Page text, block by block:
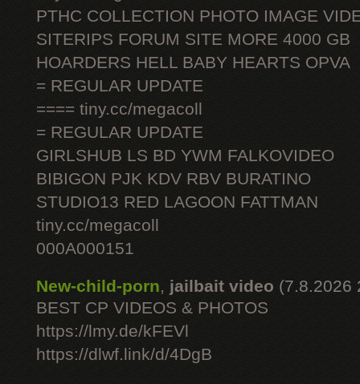
PTHC COLLECTION PHOTO IMAGE
SITERIPS FORUM SITE MORE 4000 GB
HOARDERS HELL BABY HEARTS OPVA
= REGULAR UPDATE
==== tiny.cc/megacoll
= REGULAR UPDATE
GIRLSHUB LS BD YWM FALKOVIDEO
BIBIGON PJK KDV RBV BURATINO
STUDIO13 RED LAGOON FATTMAN
tiny.cc/megacoll
000A000151
New-child-porn, jailbait video (7.8.2026
BEST CP VIDEOS & PHOTOS
https://lmy.de/kFEVl
https://dlwf.link/d/4DgB